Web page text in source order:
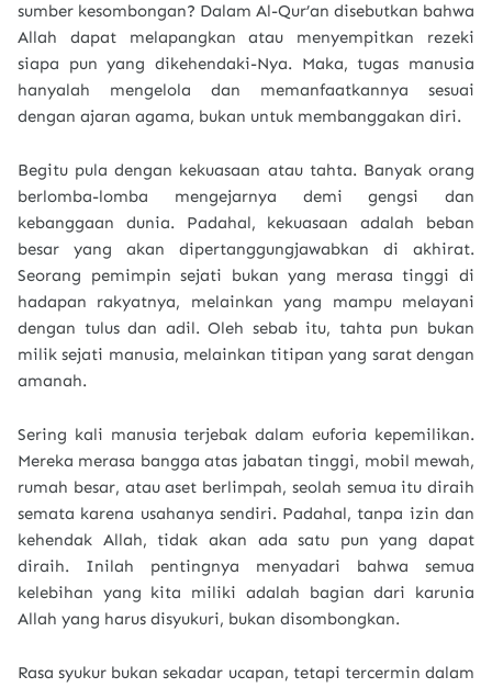
sumber kesombongan? Dalam Al-Qur’an disebutkan bahwa
Allah dapat melapangkan atau menyempitkan rezeki
siapa pun yang dikehendaki-Nya. Maka, tugas manusia
hanyalah mengelola dan memanfaatkannya sesuai
dengan ajaran agama, bukan untuk membanggakan diri.
Begitu pula dengan kekuasaan atau tahta. Banyak orang
berlomba-lomba mengejarnya demi gengsi dan
kebanggaan dunia. Padahal, kekuasaan adalah beban
besar yang akan dipertanggungjawabkan di akhirat.
Seorang pemimpin sejati bukan yang merasa tinggi di
hadapan rakyatnya, melainkan yang mampu melayani
dengan tulus dan adil. Oleh sebab itu, tahta pun bukan
milik sejati manusia, melainkan titipan yang sarat dengan
amanah.
Sering kali manusia terjebak dalam euforia kepemilikan.
Mereka merasa bangga atas jabatan tinggi, mobil mewah,
rumah besar, atau aset berlimpah, seolah semua itu diraih
semata karena usahanya sendiri. Padahal, tanpa izin dan
kehendak Allah, tidak akan ada satu pun yang dapat
diraih. Inilah pentingnya menyadari bahwa semua
kelebihan yang kita miliki adalah bagian dari karunia
Allah yang harus disyukuri, bukan disombongkan.
Rasa syukur bukan sekadar ucapan, tetapi tercermin dalam